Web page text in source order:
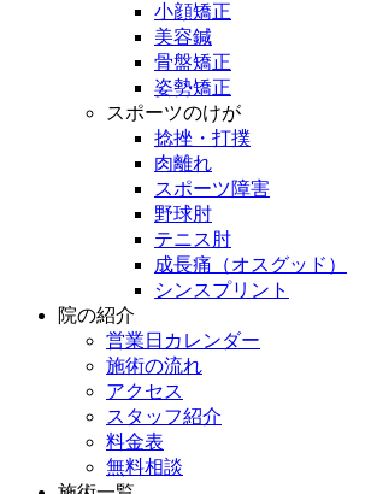
小顔矯正
美容鍼
骨盤矯正
姿勢矯正
スポーツのけが
捻挫・打撲
肉離れ
スポーツ障害
野球肘
テニス肘
成長痛（オスグッド）
シンスプリント
院の紹介
営業日カレンダー
施術の流れ
アクセス
スタッフ紹介
料金表
無料相談